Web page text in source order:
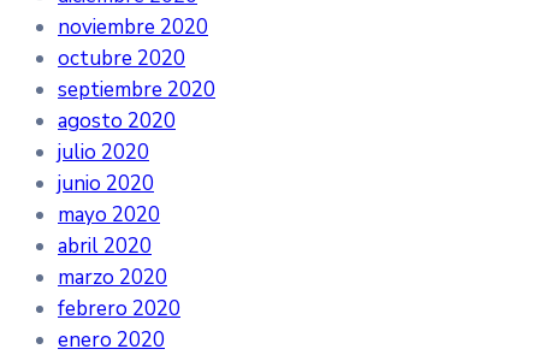
noviembre 2020
octubre 2020
septiembre 2020
agosto 2020
julio 2020
junio 2020
mayo 2020
abril 2020
marzo 2020
febrero 2020
enero 2020